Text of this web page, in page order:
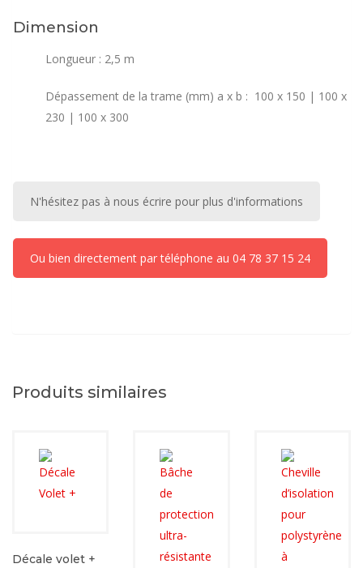
Dimension
Longueur : 2,5 m
Dépassement de la trame (mm) a x b : 100 x 150 | 100 x
230 | 100 x 300
N'hésitez pas à nous écrire pour plus d'informations
Ou bien directement par téléphone au 04 78 37 15 24
Produits similaires
Décale volet +